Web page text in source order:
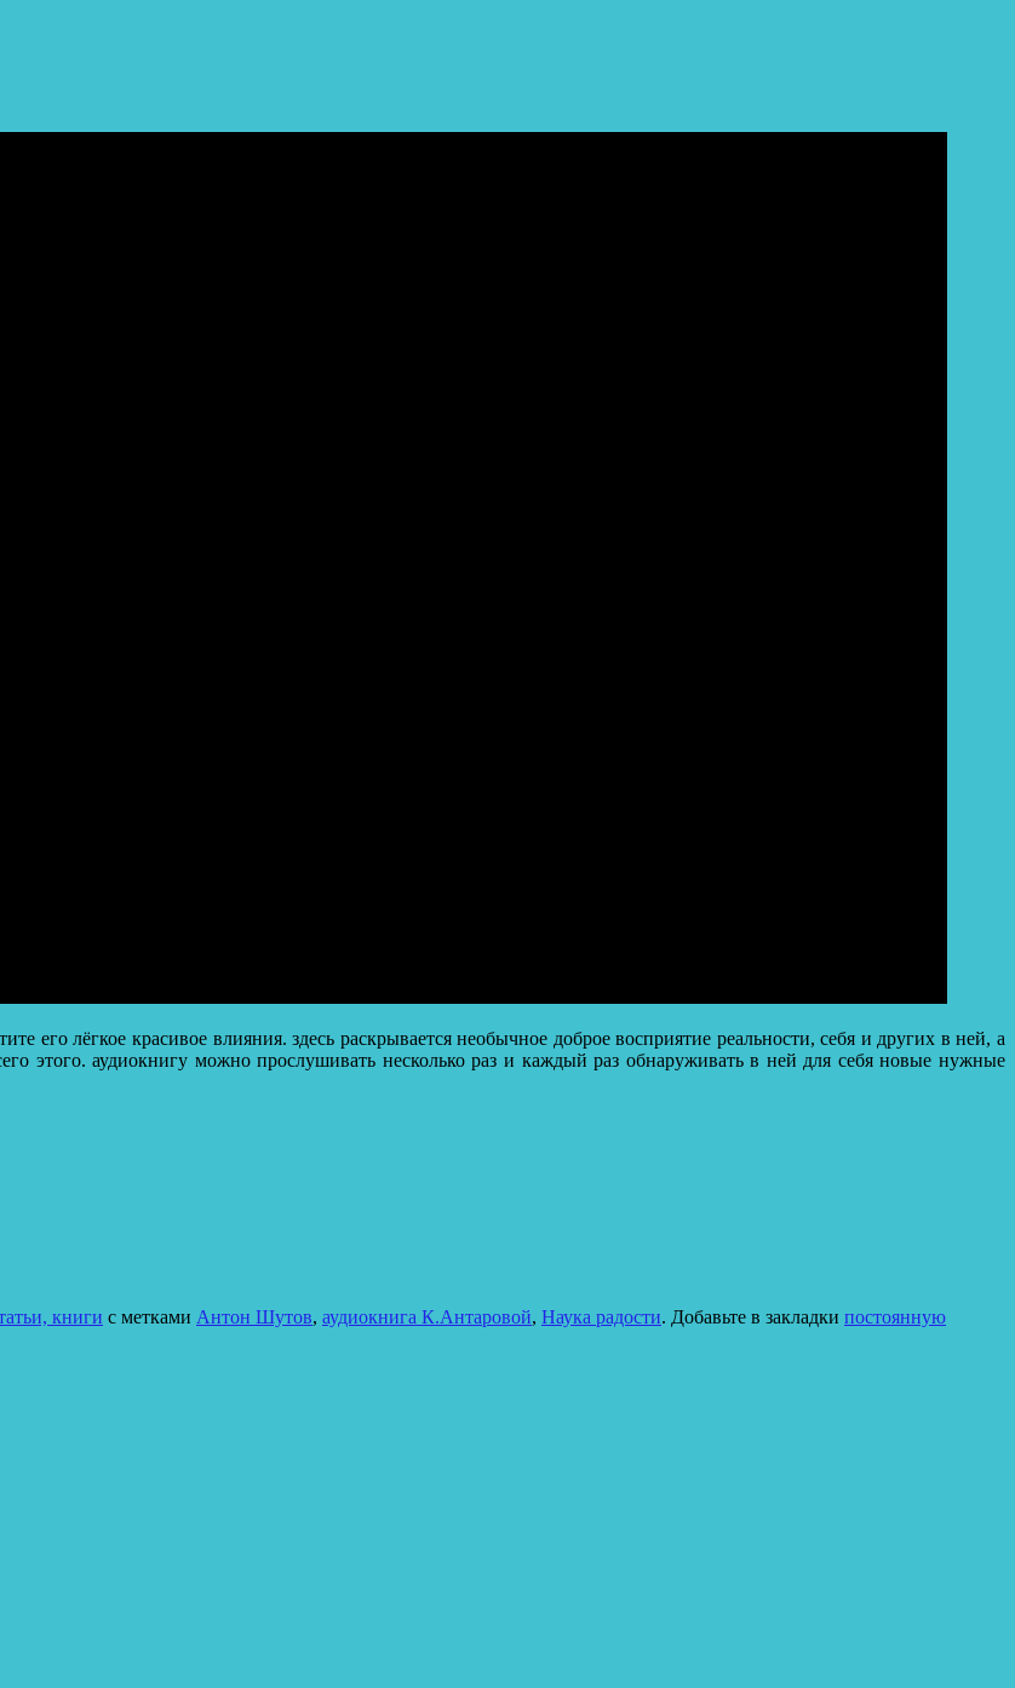
его лёгкое красивое влияния. здесь раскрывается необычное доброе восприятие реальности, себя и других в ней, а
этого. аудиокнигу можно прослушивать несколько раз и каждый раз обнаруживать в ней для себя новые нужные
книги с метками Антон Шутов, аудиокнига К.Антаровой, Наука радости. Добавьте в закладки постоянную